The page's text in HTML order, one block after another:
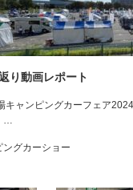
り動画レポート
ャンピングカーフェア
…
ングカーショー